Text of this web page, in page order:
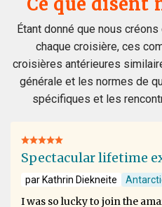
Étant donné que nous
chaque croisière, ces
croisières antérieures
générale et les normes de
spécifiques et les
Spectacular lifetime
par Kathrin Diekneite
I was so lucky to join the